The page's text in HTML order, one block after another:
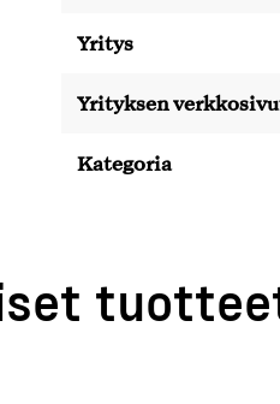
Yritys
Yrityksen
Kategoria